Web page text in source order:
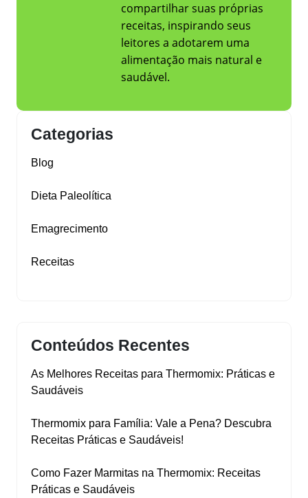
compartilhar suas próprias
receitas, inspirando seus
leitores a adotarem uma
alimentação mais natural e
saudável.
Categorias
Blog
Dieta Paleolítica
Emagrecimento
Receitas
Conteúdos Recentes
As Melhores Receitas para Thermomix: Práticas e
Saudáveis
Thermomix para Família: Vale a Pena? Descubra
Receitas Práticas e Saudáveis!
Como Fazer Marmitas na Thermomix: Receitas
Práticas e Saudáveis